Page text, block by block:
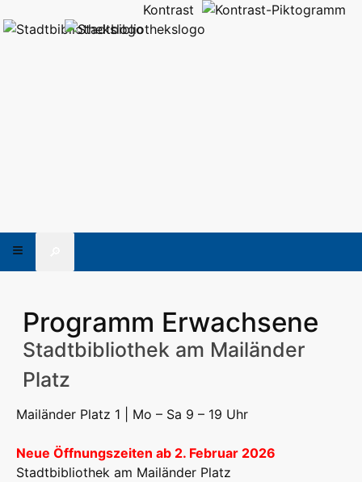
Kontrast
Programm Erwachsene
Stadtbibliothek am Mailänder
Platz
Mailänder Platz 1 | Mo – Sa 9 – 19 Uhr
Neue Öffnungszeiten ab 2. Februar 2026
Stadtbibliothek am Mailänder Platz